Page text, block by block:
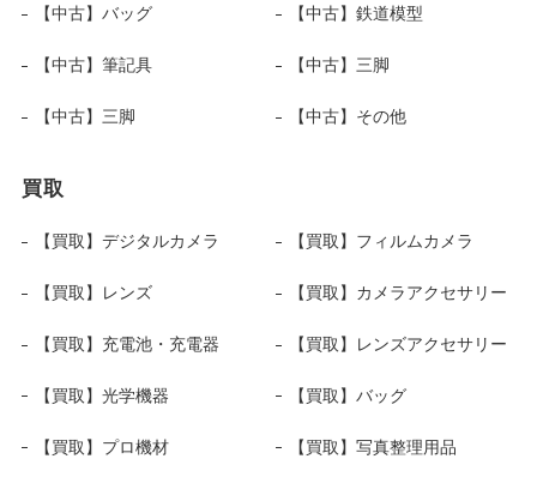
【中古】バッグ 【中古】鉄道模型
【中古】筆記具 【中古】三脚
【中古】三脚 【中古】その他
買取
【買取】デジタルカメラ 【買取】フィルムカメラ
【買取】レンズ 【買取】カメラアクセサリー
【買取】充電池・充電器 【買取】レンズアクセサリー
【買取】光学機器 【買取】バッグ
【買取】プロ機材 【買取】写真整理用品